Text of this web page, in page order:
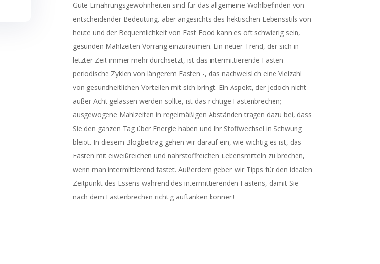
Gute Ernährungsgewohnheiten sind für das allgemeine Wohlbefinden von
entscheidender Bedeutung, aber angesichts des hektischen Lebensstils von
heute und der Bequemlichkeit von Fast Food kann es oft schwierig sein,
gesunden Mahlzeiten Vorrang einzuräumen. Ein neuer Trend, der sich in
letzter Zeit immer mehr durchsetzt, ist das intermittierende Fasten –
periodische Zyklen von längerem Fasten -, das nachweislich eine Vielzahl
von gesundheitlichen Vorteilen mit sich bringt. Ein Aspekt, der jedoch nicht
außer Acht gelassen werden sollte, ist das richtige Fastenbrechen;
ausgewogene Mahlzeiten in regelmäßigen Abständen tragen dazu bei, dass
Sie den ganzen Tag über Energie haben und Ihr Stoffwechsel in Schwung
bleibt. In diesem Blogbeitrag gehen wir darauf ein, wie wichtig es ist, das
Fasten mit eiweißreichen und nährstoffreichen Lebensmitteln zu brechen,
wenn man intermittierend fastet. Außerdem geben wir Tipps für den idealen
Zeitpunkt des Essens während des intermittierenden Fastens, damit Sie
nach dem Fastenbrechen richtig auftanken können!